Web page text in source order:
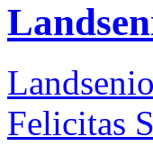
Felicitas